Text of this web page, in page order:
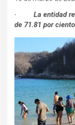
· La entidad
de 71.81 por